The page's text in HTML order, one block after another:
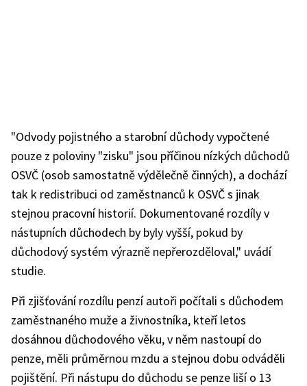
"Odvody pojistného a starobní důchody vypočtené
pouze z poloviny "zisku" jsou příčinou nízkých důchodů
OSVČ (osob samostatně výdělečně činných), a dochází
tak k redistribuci od zaměstnanců k OSVČ s jinak
stejnou pracovní historií. Dokumentované rozdíly v
nástupních důchodech by byly vyšší, pokud by
důchodový systém výrazně nepřerozděloval," uvádí
studie.
Při zjišťování rozdílu penzí autoři počítali s důchodem
zaměstnaného muže a živnostníka, kteří letos
dosáhnou důchodového věku, v něm nastoupí do
penze, měli průměrnou mzdu a stejnou dobu odváděli
pojištění. Při nástupu do důchodu se penze liší o 13